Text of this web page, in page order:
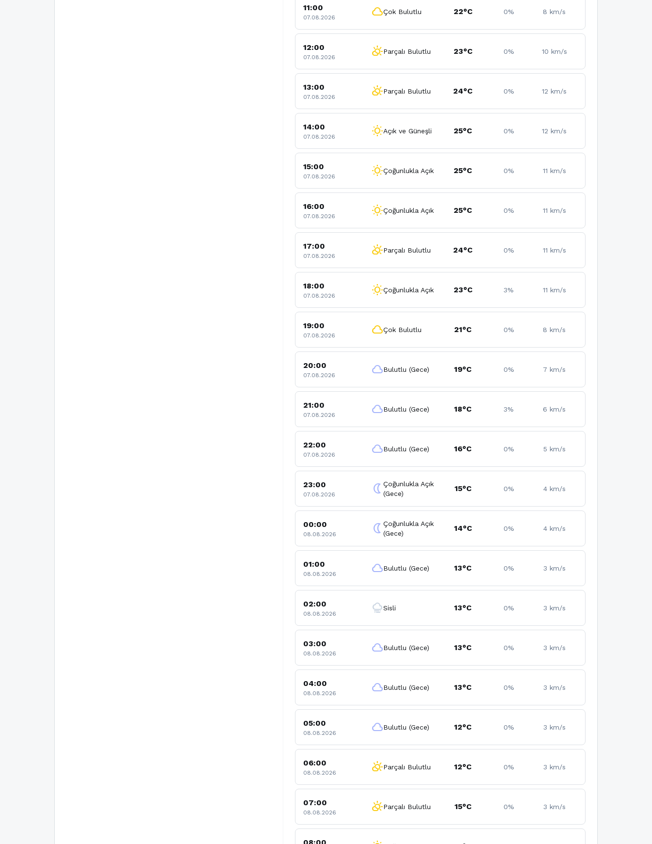
11:00
07.08.2026 cloudÇok Bulutlu 22°C 0% 8 km/s
12:00
07.08.2026 partly_cloudy_dayParçalı Bulutlu 23°C 0% 10 km/s
13:00
07.08.2026 partly_cloudy_dayParçalı Bulutlu 24°C 0% 12 km/s
14:00
07.08.2026 wb_sunnyAçık ve Güneşli 25°C 0% 12 km/s
15:00
07.08.2026 wb_sunnyÇoğunlukla Açık 25°C 0% 11 km/s
16:00
07.08.2026 wb_sunnyÇoğunlukla Açık 25°C 0% 11 km/s
17:00
07.08.2026 partly_cloudy_dayParçalı Bulutlu 24°C 0% 11 km/s
18:00
07.08.2026 wb_sunnyÇoğunlukla Açık 23°C 3% 11 km/s
19:00
07.08.2026 cloudÇok Bulutlu 21°C 0% 8 km/s
20:00
07.08.2026 cloudBulutlu (Gece) 19°C 0% 7 km/s
21:00
07.08.2026 cloudBulutlu (Gece) 18°C 3% 6 km/s
22:00
07.08.2026 cloudBulutlu (Gece) 16°C 0% 5 km/s
23:00
07.08.2026 nightlightÇoğunlukla Açık
(Gece)
15°C 0% 4 km/s
00:00
08.08.2026 nightlightÇoğunlukla Açık
(Gece)
14°C 0% 4 km/s
01:00
08.08.2026 cloudBulutlu (Gece) 13°C 0% 3 km/s
02:00
08.08.2026 foggySisli 13°C 0% 3 km/s
03:00
08.08.2026 cloudBulutlu (Gece) 13°C 0% 3 km/s
04:00
08.08.2026 cloudBulutlu (Gece) 13°C 0% 3 km/s
05:00
08.08.2026 cloudBulutlu (Gece) 12°C 0% 3 km/s
06:00
08.08.2026 partly_cloudy_dayParçalı Bulutlu 12°C 0% 3 km/s
07:00
08.08.2026 partly_cloudy_dayParçalı Bulutlu 15°C 0% 3 km/s